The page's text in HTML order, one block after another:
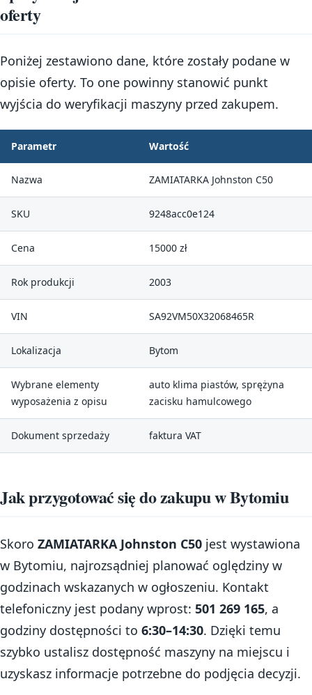
oferty
Poniżej zestawiono dane, które zostały podane w
opisie oferty. To one powinny stanowić punkt
wyjścia do weryfikacji maszyny przed zakupem.
Parametr Wartość
Nazwa ZAMIATARKA Johnston C50
SKU 9248acc0e124
Cena 15000 zł
Rok produkcji 2003
VIN SA92VM50X32068465R
Lokalizacja Bytom
Wybrane elementy
wyposażenia z opisu
auto klima piastów, sprężyna
zacisku hamulcowego
Dokument sprzedaży faktura VAT
Jak przygotować się do zakupu w Bytomiu
Skoro ZAMIATARKA Johnston C50 jest wystawiona
w Bytomiu, najrozsądniej planować oględziny w
godzinach wskazanych w ogłoszeniu. Kontakt
telefoniczny jest podany wprost: 501 269 165, a
godziny dostępności to 6:30–14:30. Dzięki temu
szybko ustalisz dostępność maszyny na miejscu i
uzyskasz informacje potrzebne do podjęcia decyzji.